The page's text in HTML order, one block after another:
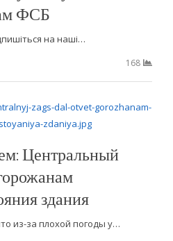
ФСБ
на наші…
168
Центральный
здания
из-за плохой погоды у…